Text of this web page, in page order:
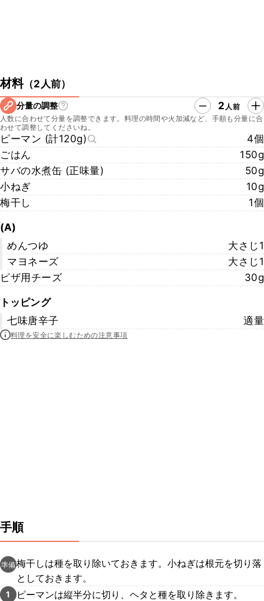
材料（2人前）
分量の調整 2 人前
人数に合わせて分量を調整できます。料理の時間や火加減など、手順も分量に合
わせて調整してくださいね。
ピーマン (計120g)
4個
ごはん
150g
サバの水煮缶 (正味量)
50g
小ねぎ
10g
梅干し
1個
(A)
めんつゆ
大さじ1
マヨネーズ
大さじ1
ピザ用チーズ
30g
トッピング
七味唐辛子
適量
料理を安全に楽しむための注意事項
手順
準備梅干しは種を取り除いておきます。小ねぎは根元を切り落
としておきます。
1 ピーマンは縦半分に切り、ヘタと種を取り除きます。